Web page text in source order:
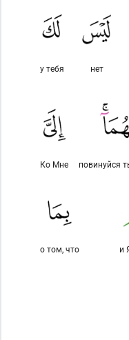
нет
у тебя
повинуйся
Ко Мне
и
о том, что